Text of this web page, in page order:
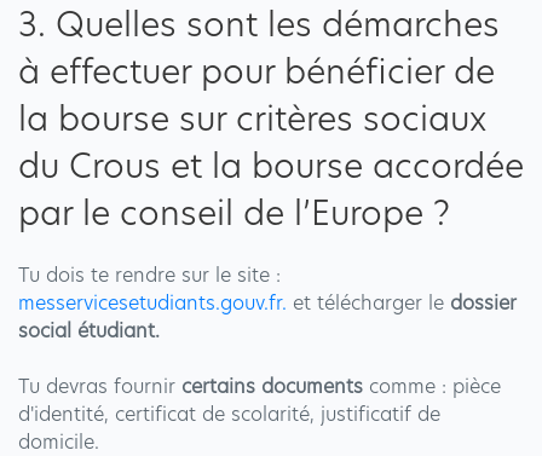
3. Quelles sont les démarches
à effectuer pour bénéficier de
la bourse sur critères sociaux
du Crous et la bourse accordée
par le conseil de l’Europe ?
Tu dois te rendre sur le site :
messervicesetudiants.gouv.fr. et télécharger le dossier
social étudiant.
Tu devras fournir certains documents comme : pièce
d'identité, certificat de scolarité, justificatif de
domicile.